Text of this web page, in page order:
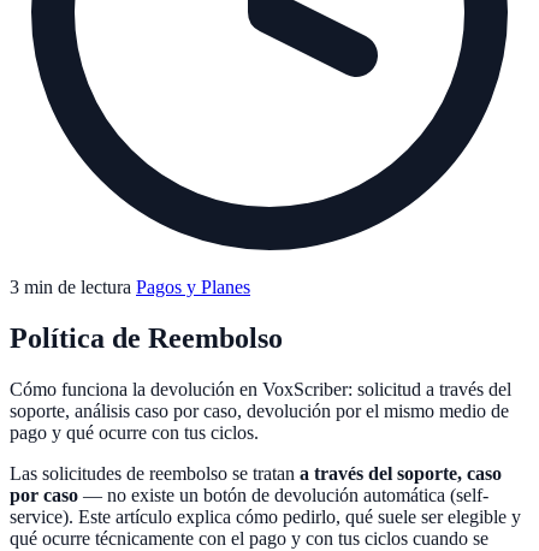
3 min de lectura Pagos y Planes
Política de Reembolso
Cómo funciona la devolución en VoxScriber: solicitud a través del
soporte, análisis caso por caso, devolución por el mismo medio de
pago y qué ocurre con tus ciclos.
Las solicitudes de reembolso se tratan a través del soporte, caso
por caso — no existe un botón de devolución automática (self-
service). Este artículo explica cómo pedirlo, qué suele ser elegible y
qué ocurre técnicamente con el pago y con tus ciclos cuando se